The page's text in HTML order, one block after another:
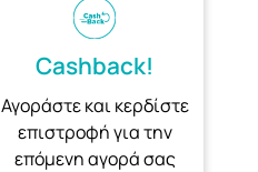
Cashback!
Αγοράστε και κερδίστε
επιστροφή για την
επόμενη αγορά σας